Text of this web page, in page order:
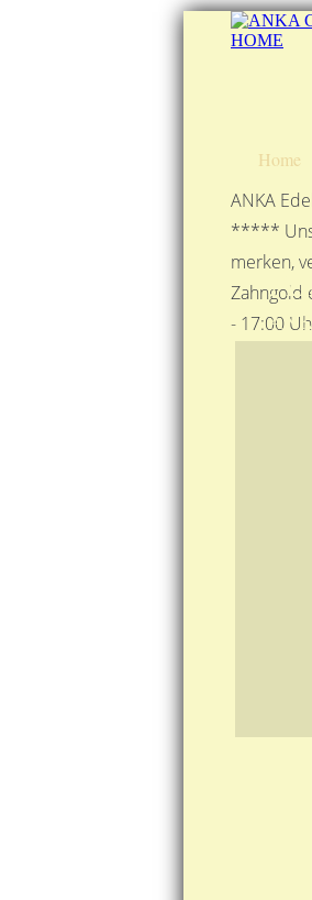
Home
ANKA
*****
merken,
Zahngold
- 17:00